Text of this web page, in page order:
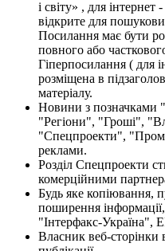
і світу» , для
відкрите для
Посилання має бути
повного або
Гіперпосилання ( для
розміщена в
матеріалу.
Новини з позначками
"Регіони", "Гроші",
"Спецпроекти",
реклами.
Розділ Спецпроекти
комерційними
Будь яке копіювання,
поширення
"Інтерфакс-Україна",
Власник веб-сторінки